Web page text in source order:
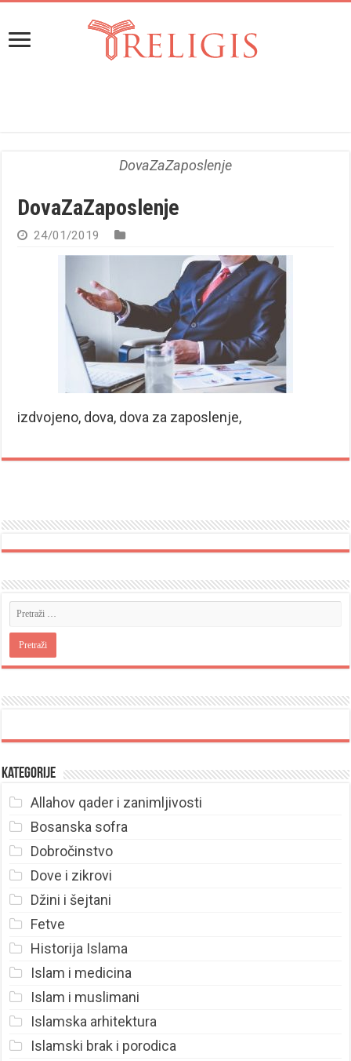
DovaZaZaposlenje
DovaZaZaposlenje
24/01/2019
izdvojeno, dova, dova za zaposlenje,
Kategorije
Allahov qader i zanimljivosti
Bosanska sofra
Dobročinstvo
Dove i zikrovi
Džini i šejtani
Fetve
Historija Islama
Islam i medicina
Islam i muslimani
Islamska arhitektura
Islamski brak i porodica